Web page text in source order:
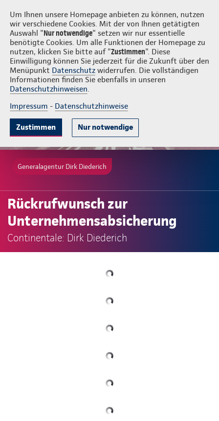
Um Ihnen unsere Homepage anbieten zu können, nutzen
wir verschiedene Cookies. Mit der von Ihnen getätigten
Auswahl "Nur notwendige" setzen wir nur essentielle
benötigte Cookies. Um alle Funktionen der Homepage zu
nutzen, klicken Sie bitte auf "Zustimmen". Diese
Einwilligung können Sie jederzeit für die Zukunft über den
Menüpunkt Datenschutz widerrufen. Die vollständigen
Informationen finden Sie ebenfalls in unseren
Datenschutzhinweisen.
Impressum - Datenschutzhinweise
Zustimmen Nur notwendige
Dirk Diederich Login
Generalagentur Dirk Diederich
Rückrufwunsch zur
Unternehmensabsicherung
Continentale: Dirk Diederich